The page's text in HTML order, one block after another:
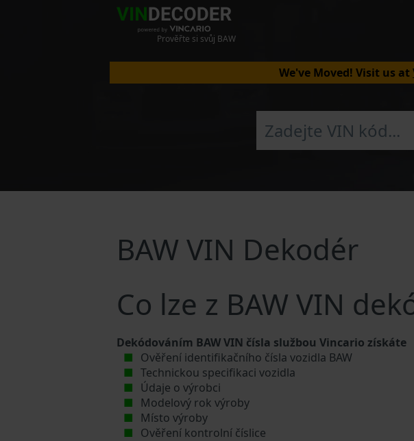
Prověřte si svůj BAW
We've Moved! Visit us at
BAW VIN Dekodér
Co lze z BAW VIN
Dekódováním BAW VIN čísla službou Vincario získáte
Ověření identifikačního čísla vozidla BAW
Technickou specifikaci vozidla
Údaje o výrobci
Modelový rok výroby
Místo výroby
Ověření kontrolní číslice